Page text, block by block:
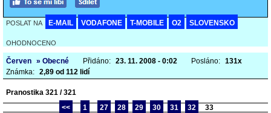
POSLAT NA E-MAIL VODAFONE T-MOBILE O2 SLOVENSKO
OHODNOCENO
Červen » Obecné Přidáno: 23. 11. 2008 - 0:02 Posláno: 131x
Známka: 2,89 od 112 lidí
Pranostika 321 / 321
<<
1 27 28 29 30 31 32 33